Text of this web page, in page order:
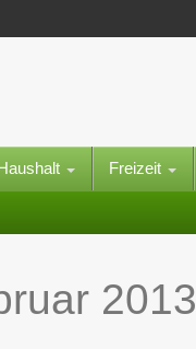
Freizeit
2013